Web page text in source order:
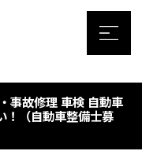
事故修理 車検 自動車
！（自動車整備士募